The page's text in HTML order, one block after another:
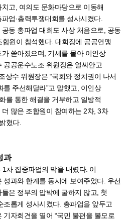
고, 여의도 문화마당으로 이동해
업·총력투쟁대회를 성사시켰다.
동 총파업 대회도 사상 처음으로, 공동
원이 참석했다. 대회장에 공공연맹
쏟아졌으며, 기세를 몰아 이인상
공공운수노조 위원장은 얼싸안고
상수 위원장은 “국회와 정치권이 나서
주선해달라”고 말했고, 이인상
를 통한 해결을 거부하고 일방적
많은 조합원이 참여하는 2차, 3차
혔다.
과
차 집중파업의 막을 내렸다. 이
성과와 한계를 동시에 보여주었다. 우선
은 정부의 압박에 굴하지 않고, 첫
조롭게 성사시켰다. 총파업을 앞두고
자회견을 열어 “국민 불편을 볼모로